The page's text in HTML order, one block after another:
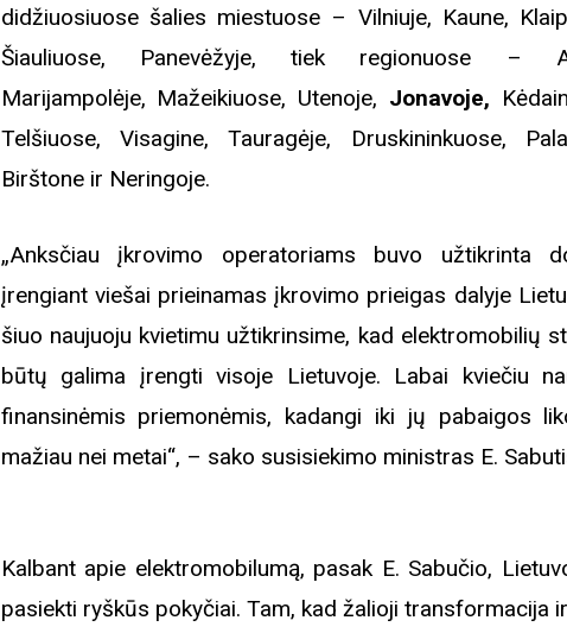
didžiuosiuose šalies miestuose – Vilniuje, Kaune,
Šiauliuose, Panevėžyje, tiek regionuose –
Marijampolėje, Mažeikiuose, Utenoje, Jonavoje,
Telšiuose, Visagine, Tauragėje, Druskininkuose,
Birštone ir Neringoje.
„Anksčiau įkrovimo operatoriams buvo užtikrinta
įrengiant viešai prieinamas įkrovimo prieigas dalyje
šiuo naujuoju kvietimu užtikrinsime, kad elektromobilių
būtų galima įrengti visoje Lietuvoje. Labai kviečiu
finansinėmis priemonėmis, kadangi iki jų pabaigos
mažiau nei metai“, – sako susisiekimo ministras E.
Kalbant apie elektromobilumą, pasak E. Sabučio,
pasiekti ryškūs pokyčiai. Tam, kad žalioji transformacija